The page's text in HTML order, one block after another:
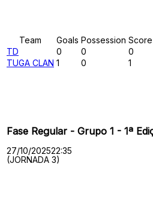
Team Goals Possession Score
TD
0 0 0
TUGA CLAN 1 0 1
Fase Regular - Grupo 1 - 1ª
27/10/202522:35
(JORNADA 3)